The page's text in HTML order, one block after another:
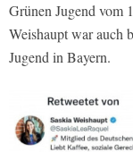
Grünen Jugend vom
Weishaupt war auch
Jugend in Bayern.